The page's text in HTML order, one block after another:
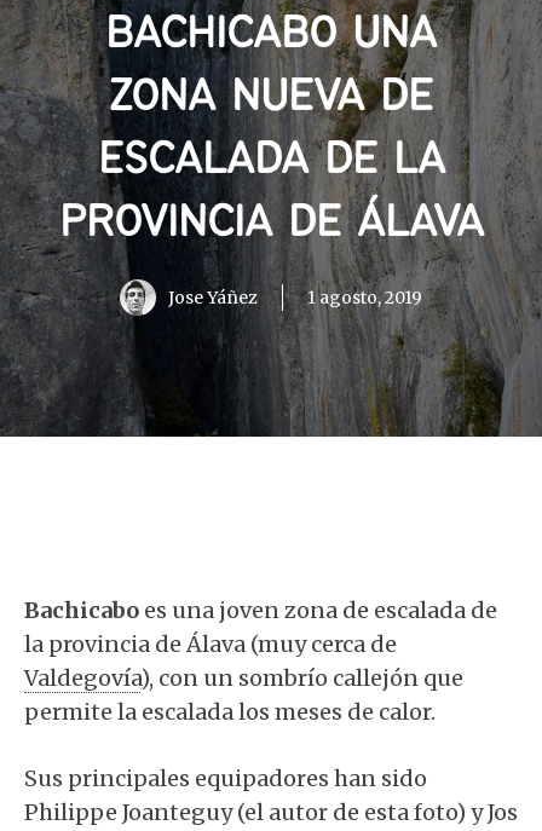
BACHICABO UNA
ZONA NUEVA DE
ESCALADA DE LA
PROVINCIA DE ÁLAVA
Jose Yáñez 1 agosto, 2019
Bachicabo es una joven zona de escalada de
la provincia de Álava (muy cerca de
Valdegovía), con un sombrío callejón que
permite la escalada los meses de calor.
Sus principales equipadores han sido
Philippe Joanteguy (el autor de esta foto) y Jos